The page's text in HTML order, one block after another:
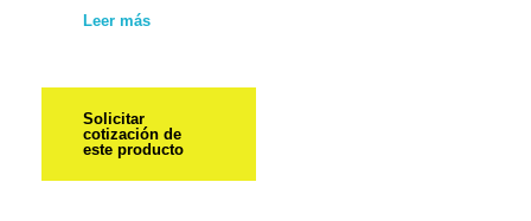
Leer más
Solicitar
cotización de
este producto